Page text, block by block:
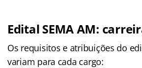
Edital SEMA AM:
Os requisitos e atribuições do
variam para cada cargo: